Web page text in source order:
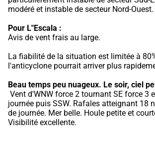
modéré et instable de secteur Nord-Ouest.
Pour L"Escala :
Avis de vent frais au large.
La fiabilité de la situation est limitée à
l'anticyclone pourrait arriver plus
Beau temps peu nuageux. Le soir, ciel
journée puis SSW. Rafales atteignant 18
de journée. Mer belle. Houle petite et
Visibilité excellente.